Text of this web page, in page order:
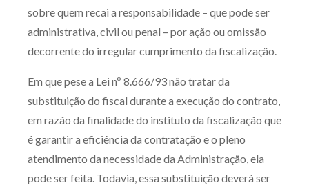
sobre quem recai a responsabilidade – que pode ser
administrativa, civil ou penal – por ação ou omissão
decorrente do irregular cumprimento da fiscalização.
Em que pese a Lei nº 8.666/93 não tratar da
substituição do fiscal durante a execução do contrato,
em razão da finalidade do instituto da fiscalização que
é garantir a eficiência da contratação e o pleno
atendimento da necessidade da Administração, ela
pode ser feita. Todavia, essa substituição deverá ser